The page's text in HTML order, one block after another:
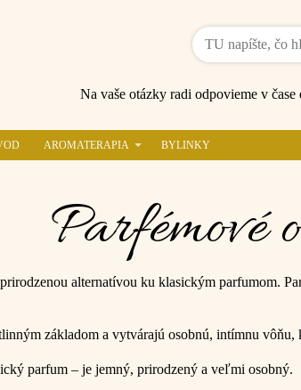
Na vaše otázky radi odpovieme v čase
AROMATERAPIA BYLINKY
Parfémové
alternatívou ku klasickým parfumom.
základom a vytvárajú osobnú, intímnu vôňu,
parfum – je jemný, prirodzený a veľmi osobný.